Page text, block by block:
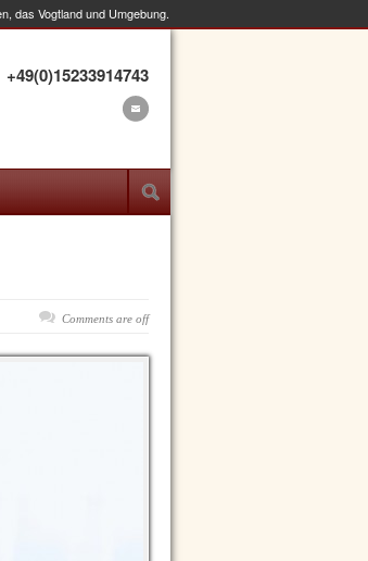
das Vogtland und Umgebung.
+49(0)15233914743
Comments are off